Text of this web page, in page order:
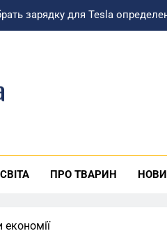
зарядку для Tesla
госпитализации: современные
текст: розбираємось у цінах
ПРО ТВАРИН
економії